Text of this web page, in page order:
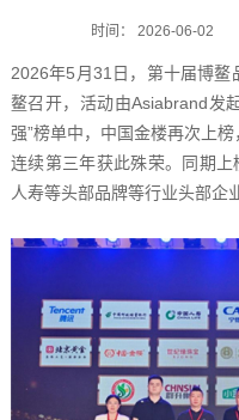
时间： 2026-06-02
2026年5月31日，第十届博
鳌召开，活动由Asiabrand发
强”榜单中，中国金楼再次上
连续第三年获此殊荣。同期
人寿等头部品牌等行业头部企